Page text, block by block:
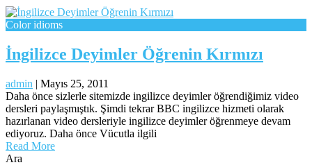
Color idioms
İngilizce Deyimler Öğrenin Kırmızı
admin | Mayıs 25, 2011
Daha önce sizlerle sitemizde ingilizce deyimler öğrendiğimiz video
dersleri paylaşmıştık. Şimdi tekrar BBC ingilizce hizmeti olarak
hazırlanan video dersleriyle ingilizce deyimler öğrenmeye devam
ediyoruz. Daha önce Vücutla ilgili
Read More
Ara